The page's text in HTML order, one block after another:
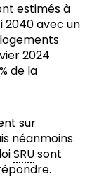
estimés à
2040 avec un
2024
de la
sur
néanmoins
SRUsont